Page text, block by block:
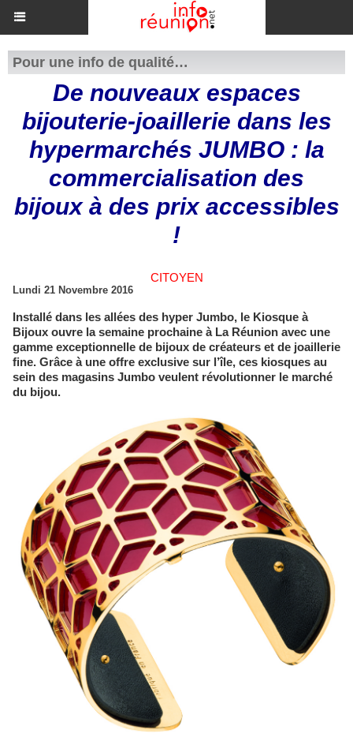
Pour une info de qualité…
De nouveaux espaces
bijouterie-joaillerie dans les
hypermarchés JUMBO : la
commercialisation des
bijoux à des prix accessibles
!
CITOYEN
Lundi 21 Novembre 2016
Installé dans les allées des hyper Jumbo, le Kiosque à
Bijoux ouvre la semaine prochaine à La Réunion avec une
gamme exceptionnelle de bijoux de créateurs et de joaillerie
fine. Grâce à une offre exclusive sur l’île, ces kiosques au
sein des magasins Jumbo veulent révolutionner le marché
du bijou.